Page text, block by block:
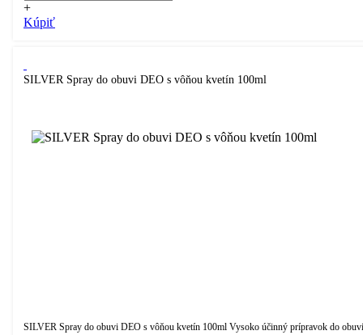
+
Kúpiť
SILVER Spray do obuvi DEO s vôňou kvetín 100ml
SILVER Spray do obuvi DEO s vôňou kvetín 100ml Vysoko účinný prípravok do obuvi